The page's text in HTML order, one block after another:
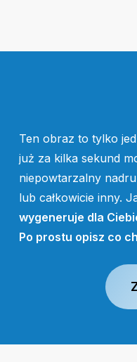
Ten obraz to tylko
już za kilka sekund
niepowtarzalny
lub całkowicie inny.
wygeneruje dla
Po prostu opisz co